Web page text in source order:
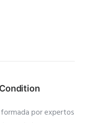
por expertos